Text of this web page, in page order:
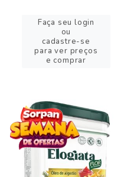
Faça seu login
ou
cadastre-se
para ver preços
e comprar